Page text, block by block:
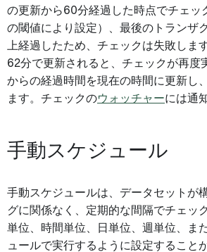
の更新から60分経過した時点でチェッ
の閾値により設定）、最後のトランザ
上経過したため、チェックは失敗しま
62分で更新されると、チェックが再度
からの経過時間を現在の時間に更新し
ます。チェックのウォッチャーには通
手動スケジュール
手動スケジュールは、データセットが
グに関係なく、定期的な間隔でチェッ
単位、時間単位、日単位、週単位、ま
ュールで実行するように設定すること